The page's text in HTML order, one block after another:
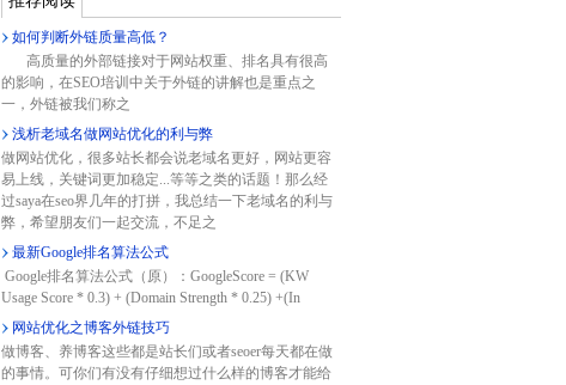
如何判断外链质量高低？
高质量的外部链接对于网站权重、排名具有很高
的影响，在SEO培训中关于外链的讲解也是重点之
一，外链被我们称之
浅析老域名做网站优化的利与弊
做网站优化，很多站长都会说老域名更好，网站更容
易上线，关键词更加稳定...等等之类的话题！那么经
过saya在seo界几年的打拼，我总结一下老域名的利与
弊，希望朋友们一起交流，不足之
最新Google排名算法公式
Google排名算法公式（原）：GoogleScore = (KW
Usage Score * 0.3) + (Domain Strength * 0.25) +(In
网站优化之博客外链技巧
做博客、养博客这些都是站长们或者seoer每天都在做
的事情。可你们有没有仔细想过什么样的博客才能给